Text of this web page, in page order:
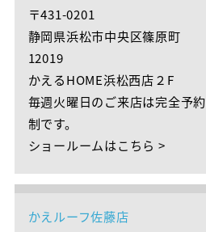
〒431-0201
静岡県浜松市中央区篠原町
12019
かえるHOME浜松西店２F
毎週火曜日のご来店は完全予約
制です。
ショールームはこちら >
かえルーフ佐藤店